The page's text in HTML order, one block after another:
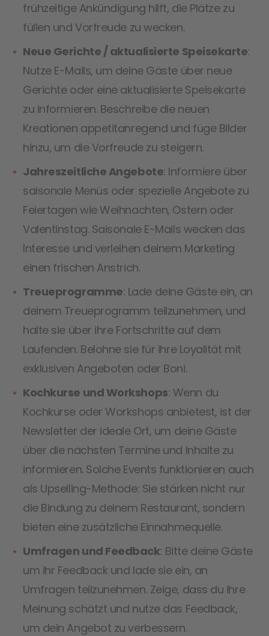
frühzeitige Ankündigung hilft, die Plätze zu
füllen und Vorfreude zu wecken.
Neue Gerichte / aktualisierte Speisekarte:
Nutze E-Mails, um deine Gäste über neue
Gerichte oder eine aktualisierte Speisekarte
zu informieren. Beschreibe die neuen
Kreationen appetitanregend und füge Bilder
hinzu, um die Vorfreude zu steigern.
Jahreszeitliche Angebote: Informiere über
saisonale Menüs oder spezielle Angebote zu
Feiertagen wie Weihnachten, Ostern oder
Valentinstag. Saisonale E-Mails wecken das
Interesse und verleihen deinem Marketing
einen frischen Anstrich.
Treueprogramme: Lade deine Gäste ein, an
deinem Treueprogramm teilzunehmen, und
halte sie über ihre Fortschritte auf dem
Laufenden. Belohne sie für ihre Loyalität mit
exklusiven Angeboten oder Boni.
Kochkurse und Workshops: Wenn du
Kochkurse oder Workshops anbietest, ist der
Newsletter der ideale Ort, um deine Gäste
über die nächsten Termine und Inhalte zu
informieren. Solche Events funktionieren auch
als Upselling-Methode: Sie stärken nicht nur
die Bindung zu deinem Restaurant, sondern
bieten eine zusätzliche Einnahmequelle.
Umfragen und Feedback: Bitte deine Gäste
um ihr Feedback und lade sie ein, an
Umfragen teilzunehmen. Zeige, dass du ihre
Meinung schätzt und nutze das Feedback,
um dein Angebot zu verbessern.